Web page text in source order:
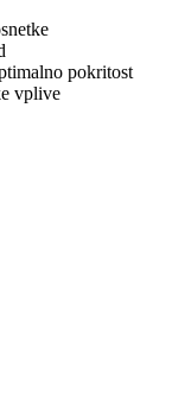
pokritost
vplive